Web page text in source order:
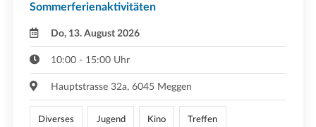
Sommerferienaktivitäten
Do, 13. August 2026
10:00 - 15:00 Uhr
Hauptstrasse 32a, 6045 Meggen
Diverses Jugend Kino Treffen